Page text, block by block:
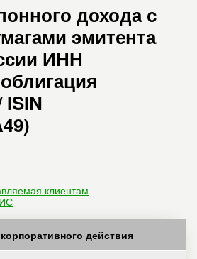
дохода с
эмитента
ИНН
ISIN
клиентам
действия